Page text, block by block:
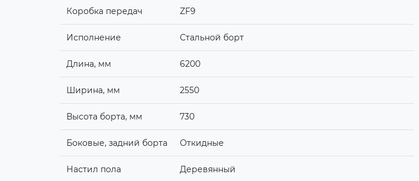
Коробка передач ZF9
Исполнение Стальной борт
Длина, мм 6200
Ширина, мм 2550
Высота борта, мм 730
Боковые, задний борта Откидные
Настил пола Деревянный